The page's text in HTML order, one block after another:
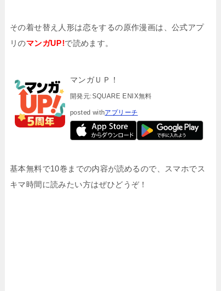
その着せ替え人形は恋をするの原作漫画は、公式アプ
リのマンガUP!で読めます。
マンガＵＰ！
開発元:SQUARE ENIX無料
posted withアプリーチ
基本無料で10巻までの内容が読めるので、スマホでス
キマ時間に読みたい方はぜひどうぞ！